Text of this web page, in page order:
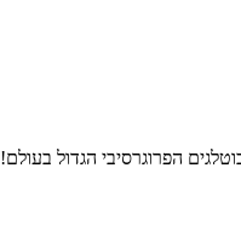
הפרוגרסיבי הגדול בעולם!